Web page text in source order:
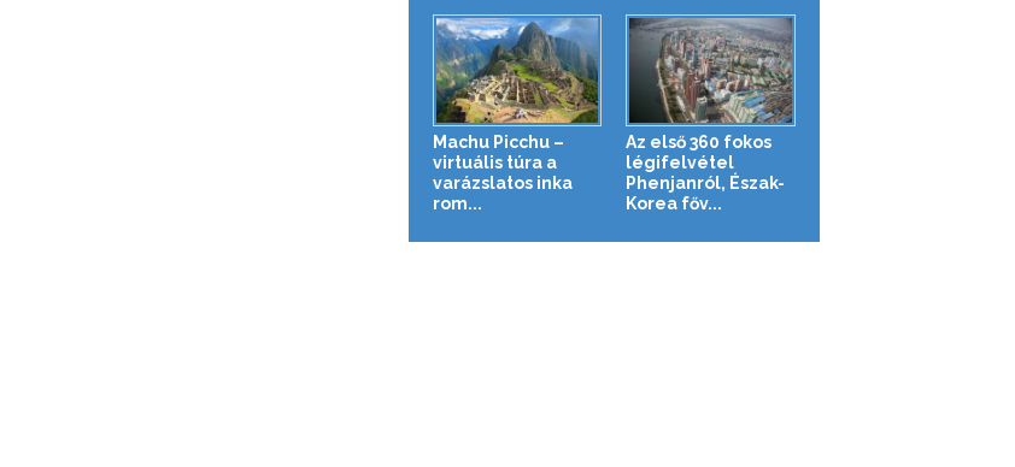
Machu Picchu –
virtuális túra a
varázslatos inka
rom...
Az első 360 fokos
légifelvétel
Phenjanról, Észak-
Korea főv...